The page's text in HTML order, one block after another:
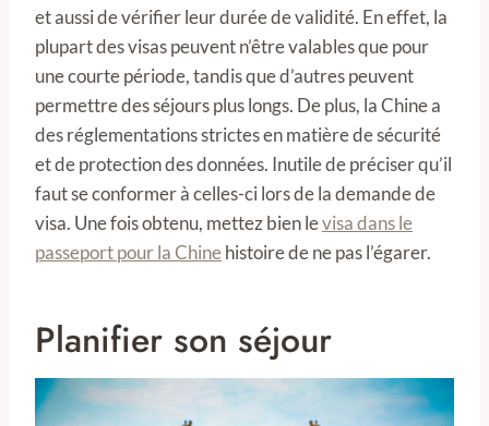
et aussi de vérifier leur durée de validité. En effet, la
plupart des visas peuvent n’être valables que pour
une courte période, tandis que d’autres peuvent
permettre des séjours plus longs. De plus, la Chine a
des réglementations strictes en matière de sécurité
et de protection des données. Inutile de préciser qu’il
faut se conformer à celles-ci lors de la demande de
visa. Une fois obtenu, mettez bien levisa dans le
passeport pour la Chinehistoire de ne pas l’égarer.
Planifier son séjour